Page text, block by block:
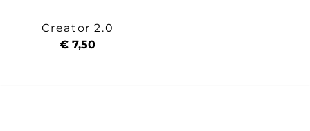
Creator 2.0
€ 7,50